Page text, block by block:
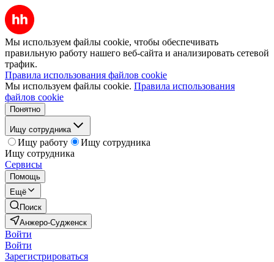
Мы используем файлы cookie, чтобы обеспечивать
правильную работу нашего веб-сайта и анализировать сетевой
трафик.
Правила использования файлов cookie
Мы используем файлы cookie. Правила использования
файлов cookie
Понятно
Ищу сотрудника
Ищу работу
Ищу сотрудника
Ищу сотрудника
Сервисы
Помощь
Ещё
Поиск
Анжеро-Судженск
Войти
Войти
Зарегистрироваться